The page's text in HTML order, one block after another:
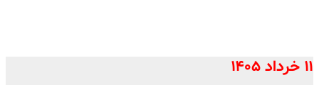
۱۱ خرداد ۱۴۰۵